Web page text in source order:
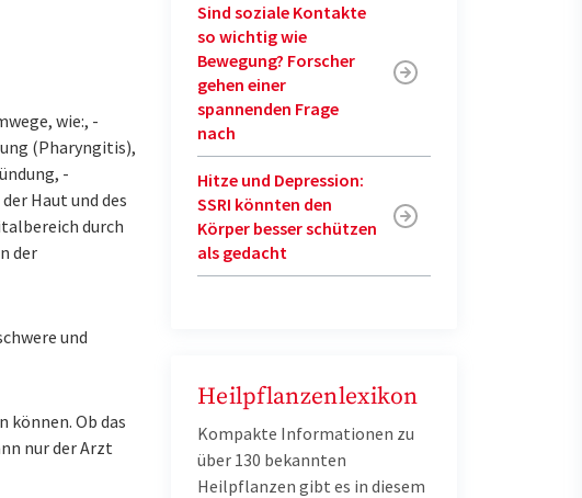
wie:, -
(Pharyngitis),
-
Haut und des
durch
der
und
können. Ob das
nur der Arzt
Sind soziale Kontakte
so wichtig wie
Bewegung? Forscher
gehen einer
spannenden Frage
nach
Hitze und Depression:
SSRI könnten den
Körper besser schützen
als gedacht
Heilpflanzenlexikon
Kompakte Informationen zu
über 130 bekannten
Heilpflanzen gibt es in diesem